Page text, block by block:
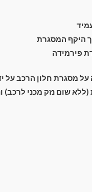
היקף המסגרת
פירמידה
על מסגרת חלון הרכב על
למסגרת החלון. וילונות מותקנים תוך 15 דקות (ללא